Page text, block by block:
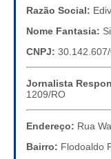
Razão Social:
Nome Fantasia:
CNPJ:
Jornalista
1209/RO
Endereço: Rua
Bairro: Flodoaldo